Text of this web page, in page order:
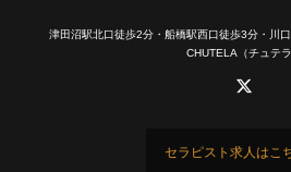
津田沼駅北口徒歩2分・船橋駅西口徒歩3分・川
CHUTELA（チュテラ
セラピスト求人はこ